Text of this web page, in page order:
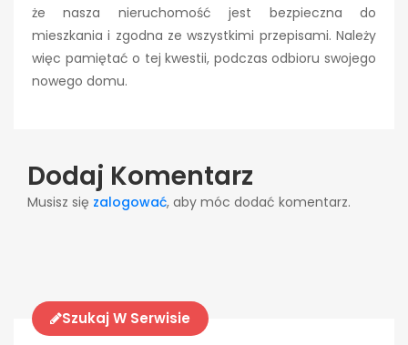
że nasza nieruchomość jest bezpieczna do
mieszkania i zgodna ze wszystkimi przepisami. Należy
więc pamiętać o tej kwestii, podczas odbioru swojego
nowego domu.
Dodaj Komentarz
Musisz się zalogować, aby móc dodać komentarz.
Szukaj W Serwisie